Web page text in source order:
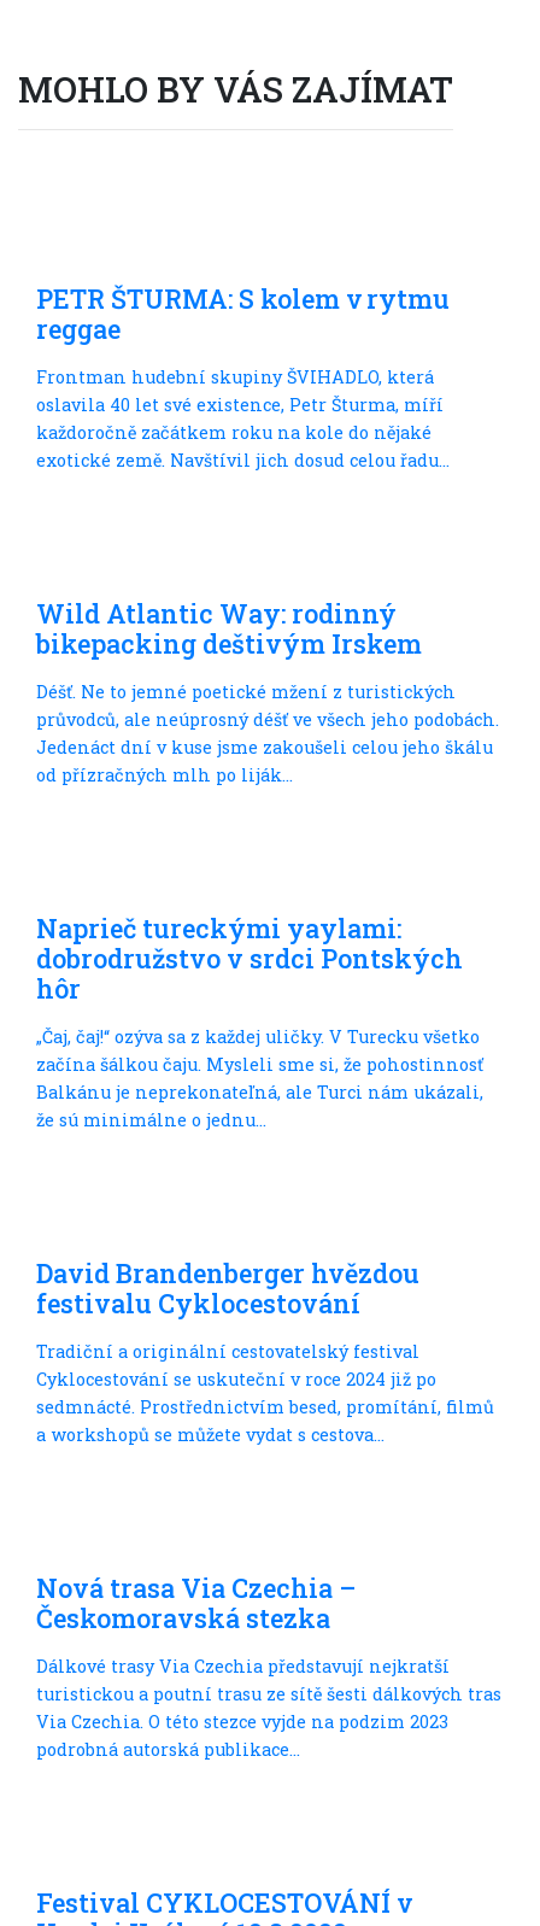
MOHLO BY VÁS ZAJÍMAT
PETR ŠTURMA: S kolem v rytmu
reggae
Frontman hudební skupiny ŠVIHADLO, která
oslavila 40 let své existence, Petr Šturma, míří
každoročně začátkem roku na kole do nějaké
exotické země. Navštívil jich dosud celou řadu...
Wild Atlantic Way: rodinný
bikepacking deštivým Irskem
Déšť. Ne to jemné poetické mžení z turistických
průvodců, ale neúprosný déšť ve všech jeho podobách.
Jedenáct dní v kuse jsme zakoušeli celou jeho škálu
od přízračných mlh po liják...
Naprieč tureckými yaylami:
dobrodružstvo v srdci Pontských
hôr
„Čaj, čaj!“ ozýva sa z každej uličky. V Turecku všetko
začína šálkou čaju. Mysleli sme si, že pohostinnosť
Balkánu je neprekonateľná, ale Turci nám ukázali,
že sú minimálne o jednu...
David Brandenberger hvězdou
festivalu Cyklocestování
Tradiční a originální cestovatelský festival
Cyklocestování se uskuteční v roce 2024 již po
sedmnácté. Prostřednictvím besed, promítání, filmů
a workshopů se můžete vydat s cestova...
Nová trasa Via Czechia –
Českomoravská stezka
Dálkové trasy Via Czechia představují nejkratší
turistickou a poutní trasu ze sítě šesti dálkových tras
Via Czechia. O této stezce vyjde na podzim 2023
podrobná autorská publikace...
Festival CYKLOCESTOVÁNÍ v